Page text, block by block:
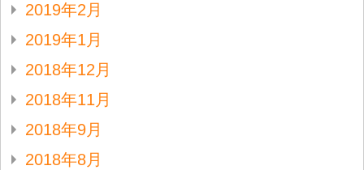
2019年2月
2019年1月
2018年12月
2018年11月
2018年9月
2018年8月